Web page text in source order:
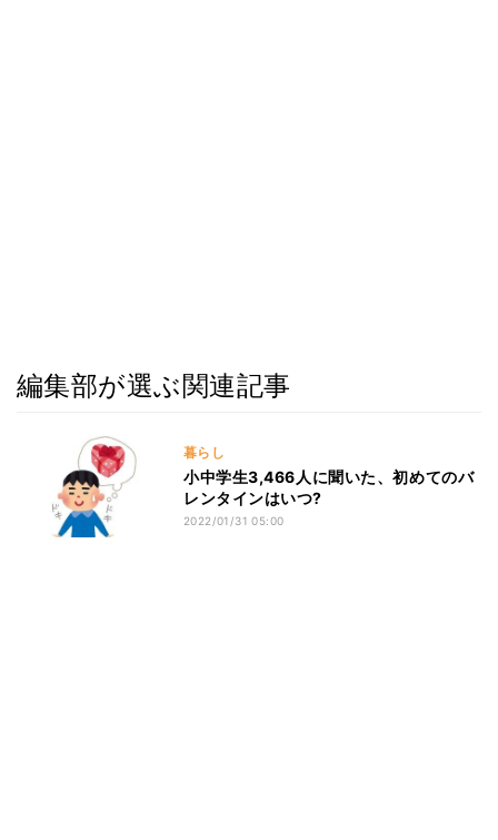
編集部が選ぶ関連記事
暮らし
小中学生3,466人に聞いた、初めてのバ
レンタインはいつ?
2022/01/31 05:00